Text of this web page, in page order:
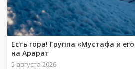
Есть гора! Группа «Мустафа и
на Арарат
5 августа 2026